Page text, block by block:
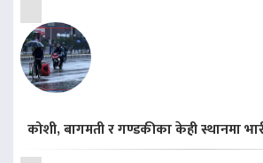
कोशी, बागमती र गण्डकीका केही स्थानमा